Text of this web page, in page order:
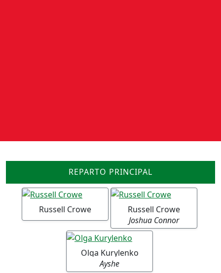
REPARTO PRINCIPAL
Russell Crowe
Russell Crowe
Joshua Connor
Olga Kurylenko
Ayshe